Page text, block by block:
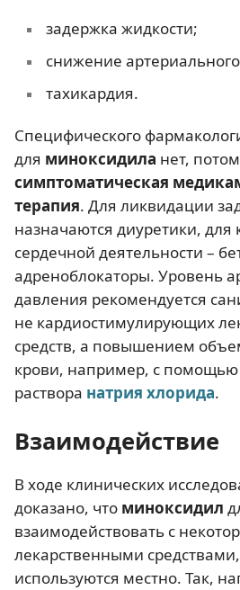
задержка жидкости;
снижение
тахикардия.
Специфического
для миноксидила нет,
симптоматическая
терапия. Для ликвидации
назначаются диуретики, для
сердечной деятельности –
адреноблокаторы. Уровень
давления рекомендуется
не кардиостимулирующих
средств, а повышением
крови, например, с помощью
раствора натрия хлорида.
Взаимодействие
В ходе клинических
доказано, что миноксидил
взаимодействовать с
лекарственными
используются местно. Так,